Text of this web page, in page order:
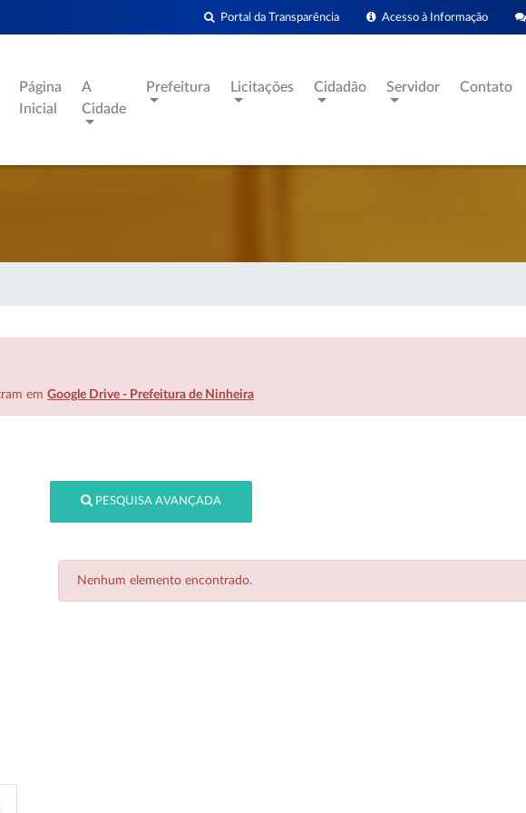
Acesso à Informação
Portal da Transparência
Página
Inicial
A
Cidade
Prefeitura Licitações Cidadão Servidor Contato
em Google Drive - Prefeitura de Ninheira
PESQUISA AVANÇADA
Nenhum elemento encontrado.